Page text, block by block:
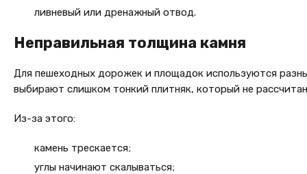
ливневый или дренажный отвод.
Неправильная толщина камня
Для пешеходных дорожек и площадок используются
выбирают слишком тонкий плитняк, который не
Из-за этого:
камень трескается;
углы начинают скалываться;